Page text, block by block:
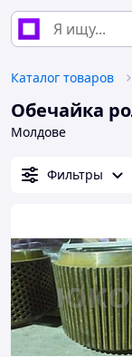
Каталог товаров
Обечайка
Молдове
Фильтры